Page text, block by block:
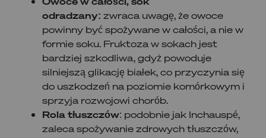
odradzany: zwraca uwagę, że owoce
powinny być spożywane w całości, a nie w
formie soku. Fruktoza w sokach jest
bardziej szkodliwa, gdyż powoduje
silniejszą glikację białek, co przyczynia się
do uszkodzeń na poziomie komórkowym i
sprzyja rozwojowi chorób.
Rola tłuszczów: podobnie jak Inchauspé,
zaleca spożywanie zdrowych tłuszczów,